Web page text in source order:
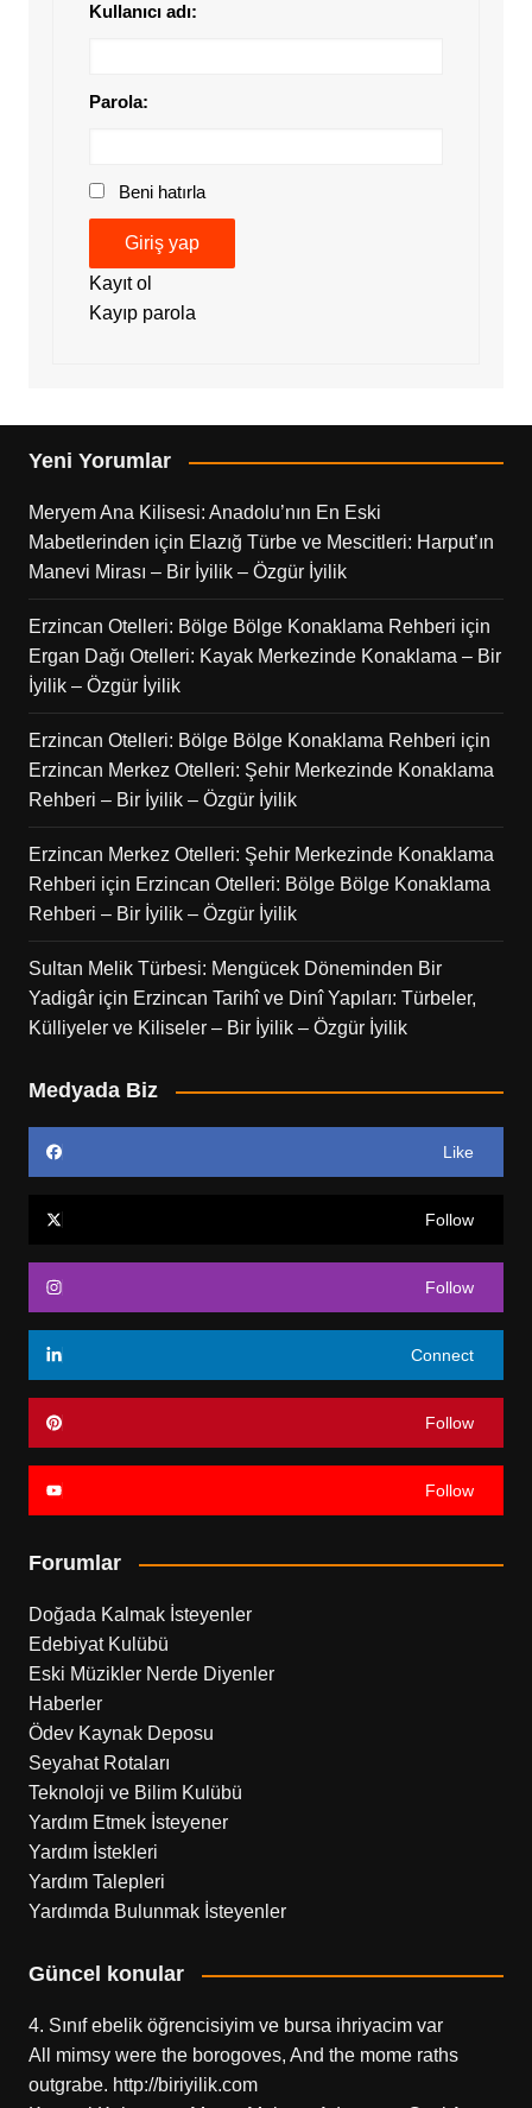
Kullanıcı adı:
Parola:
Beni hatırla
Giriş yap
Kayıt ol
Kayıp parola
Yeni Yorumlar
Meryem Ana Kilisesi: Anadolu’nın En Eski
Mabetlerinden için Elazığ Türbe ve Mescitleri: Harput’ın
Manevi Mirası – Bir İyilik – Özgür İyilik
Erzincan Otelleri: Bölge Bölge Konaklama Rehberi için
Ergan Dağı Otelleri: Kayak Merkezinde Konaklama – Bir
İyilik – Özgür İyilik
Erzincan Otelleri: Bölge Bölge Konaklama Rehberi için
Erzincan Merkez Otelleri: Şehir Merkezinde Konaklama
Rehberi – Bir İyilik – Özgür İyilik
Erzincan Merkez Otelleri: Şehir Merkezinde Konaklama
Rehberi için Erzincan Otelleri: Bölge Bölge Konaklama
Rehberi – Bir İyilik – Özgür İyilik
Sultan Melik Türbesi: Mengücek Döneminden Bir
Yadigâriçin Erzincan Tarihî ve Dinî Yapıları: Türbeler,
Külliyeler ve Kiliseler – Bir İyilik – Özgür İyilik
Medyada Biz
Like
Follow
Follow
Connect
Follow
Follow
Forumlar
Doğada Kalmak İsteyenler
Edebiyat Kulübü
Eski Müzikler Nerde Diyenler
Haberler
Ödev Kaynak Deposu
Seyahat Rotaları
Teknoloji ve Bilim Kulübü
Yardım Etmek İsteyener
Yardım İstekleri
Yardım Talepleri
Yardımda Bulunmak İsteyenler
Güncel konular
4. Sınıf ebelik öğrencisiyim ve bursa ihriyacim var
All mimsy were the borogoves, And the mome raths
outgrabe. http://biriyilik.com